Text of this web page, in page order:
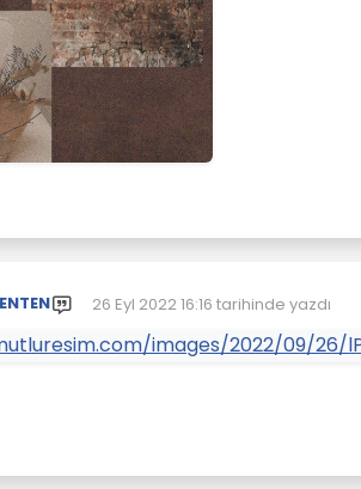
26 Eyl 2022 16:16 tarihinde yazdı
Son düzenleyen: